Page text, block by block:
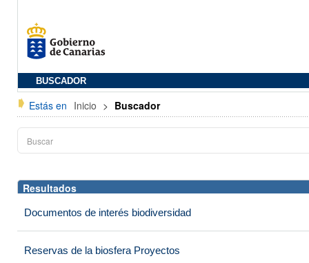
BUSCADOR
Estás en Inicio > Buscador
Resultados
Documentos de interés biodiversidad
Reservas de la biosfera Proyectos